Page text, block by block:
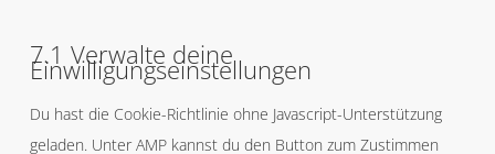
7.1 Verwalte deine
Einwilligungseinstellungen
Du hast die Cookie-Richtlinie ohne Javascript-Unterstützung
geladen. Unter AMP kannst du den Button zum Zustimmen